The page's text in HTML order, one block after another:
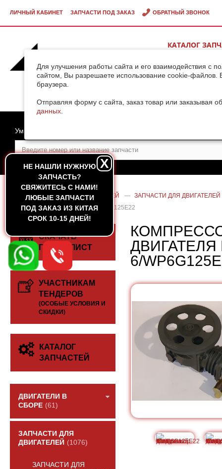
Для улучшения работы сайта и его взаимодействия с
сайтом, Вы разрешаете использование cookie-файлов.
браузера.
Отправляя форму с сайта, заказ товар или заказывая
данных
ЛИЧНЫЙ КАБИНЕТ ЗАПЧАСТИ ПОД ЗАКАЗ ОБРАТНЫЙ ЗВОНОК
КАТАЛОГ
НЕ НАШЛИ НУЖНУЮ
ЗАПЧАСТЬ?
CВЯЖИТЕСЬ С НАМИ!
ЛЮБЫЕ ЗАПЧАСТИ
ПОД ЗАКАЗ ИЗ КИТАЯ
СРОК 10-15 ДНЕЙ!
X
Умный поиск
ГЛАВНАЯ — КАТАЛОГ ЗАПЧАСТЕЙ — ЗАПЧАСТИ ДЛЯ ДВИГАТЕЛЕЙ
ДВИГАТЕЛЯ DEUTZ TD226B-6/WP6G125E22
СКАЧАТЬ
ПРАЙС-ЛИСТ
УЧАСТНИКАМ
ТЕНДЕРОВ
(ОСОБЫЕ УСЛОВИЯ И
СКИДКИ)
КАТАЛОГ
ЗАПЧАСТЕЙ
ДВИГАТЕЛИ В
СБОРЕ (61)
ЗАПЧАСТИ ДЛЯ
ДВИГАТЕЛЕЙ (1076)
ЗАПЧАСТИ ДЛЯ
ДВИГАТЕЛЯ
6/